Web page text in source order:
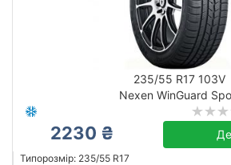
235/55 R17 103V
Nexen WinGuard
2230 ₴
Типорозмір: 235/55 R17